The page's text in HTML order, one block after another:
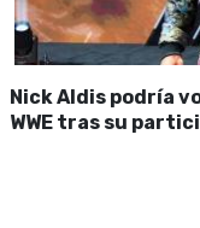
Nick Aldis podría
WWE tras su